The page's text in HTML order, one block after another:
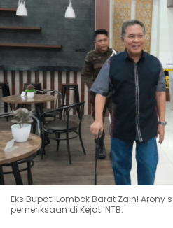
Eks Bupati Lombok Barat Zaini
pemeriksaan di Kejati NTB.